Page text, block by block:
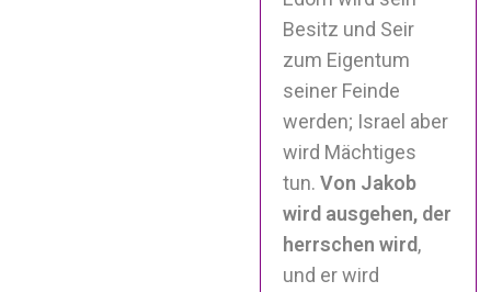
Besitz und Seir
zum Eigentum
seiner Feinde
werden; Israel aber
wird Mächtiges
tun.Von Jakob
wird ausgehen, der
herrschen wird,
und er wird